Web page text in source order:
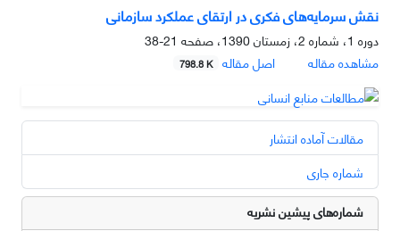
نقش سرمایه‌های فکری در ارتقای عملکرد سازمانی
دوره 1، شماره 2، زمستان 1390، صفحه
21-38
مشاهده مقاله
اصل مقاله 798.8 K
مقالات آماده انتشار
شماره جاری
شماره‌های پیشین نشریه